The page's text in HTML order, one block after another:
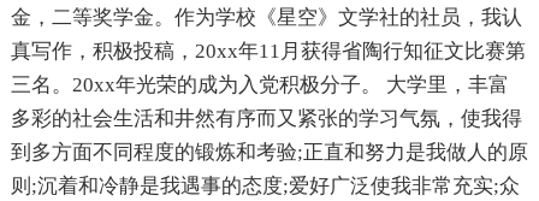
金，二等奖学金。作为学校《星空》文学社的社员，我认
真写作，积极投稿，20xx年11月获得省陶行知征文比赛第
三名。20xx年光荣的成为入党积极分子。 大学里，丰富
多彩的社会生活和井然有序而又紧张的学习气氛，使我得
到多方面不同程度的锻炼和考验;正直和努力是我做人的原
则;沉着和冷静是我遇事的态度;爱好广泛使我非常充实;众